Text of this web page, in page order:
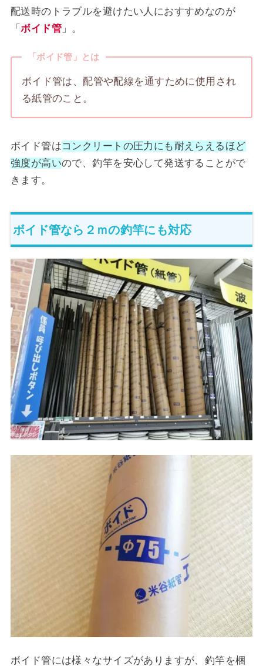
配送時のトラブルを避けたい人におすすめなのが
「ボイド管 」。
「ボイド管」とは
ボイド管は、配管や配線を通すために使用され
る紙管のこと。
ボイド管はコンクリートの圧力にも耐えらえるほど
強度が高いので、釣竿を安心して発送することがで
きます。
ボイド管なら２ｍの釣竿にも対応
ボイド管には様々なサイズがありますが、釣竿を梱